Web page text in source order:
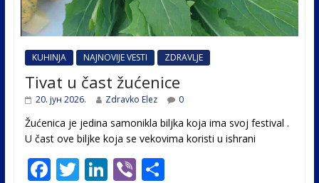
KUHINJA NAJNOVIJE VESTI ZDRAVLJE
Tivat u čast žućenice
20. јун 2026. Zdravko Elez 0
Žućenica je jedina samonikla biljka koja ima svoj festival .
U čast ovе biljke koja se vekovima koristi u ishrani
F T Li Vi S